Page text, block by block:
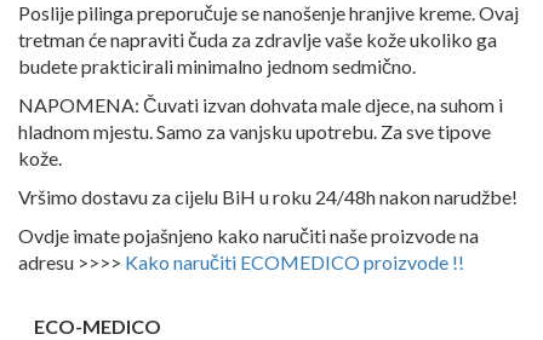
Poslije pilinga preporučuje se nanošenje hranjive kreme. Ovaj
tretman će napraviti čuda za zdravlje vaše kože ukoliko ga
budete prakticirali minimalno jednom sedmično.
NAPOMENA: Čuvati izvan dohvata male djece, na suhom i
hladnom mjestu. Samo za vanjsku upotrebu. Za sve tipove
kože.
Vršimo dostavu za cijelu BiH u roku 24/48h nakon narudžbe!
Ovdje imate pojašnjeno kako naručiti naše proizvode na
adresu >>>> Kako naručiti ECOMEDICO proizvode !!
ECO-MEDICO